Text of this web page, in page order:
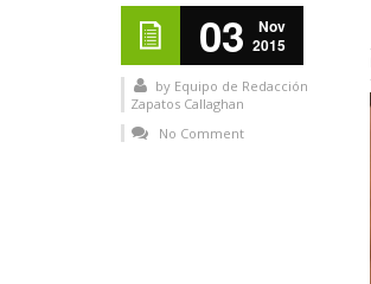
03
Nov
2015
by Equipo de Redacción
Zapatos Callaghan
No Comment